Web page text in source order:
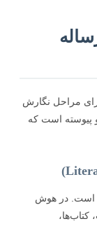
نگارش
است که
در هوش